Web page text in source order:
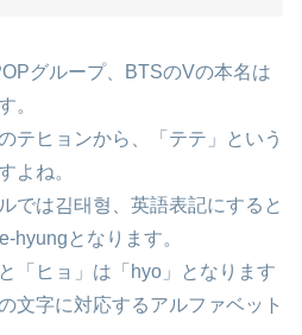
グループ、BTSのVの本名は
。
テヒョンから、「テテ」という
よね。
では김태형、英語表記にすると
hyungとなります。
「ヒョ」は「hyo」となります
文字に対応するアルファベット